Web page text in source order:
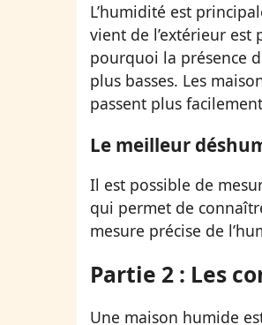
L’humidité est
vient de l’extérieur est
pourquoi la présence
plus basses. Les
passent plus
Le meilleur
Il est possible de
qui permet de
mesure précise de
Partie 2 : Les
Une maison humide